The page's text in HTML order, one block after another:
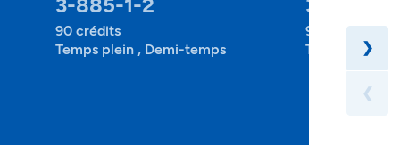
90 crédits
Temps plein , Demi-temps
90 crédits
Temps plein ,
❯
❮